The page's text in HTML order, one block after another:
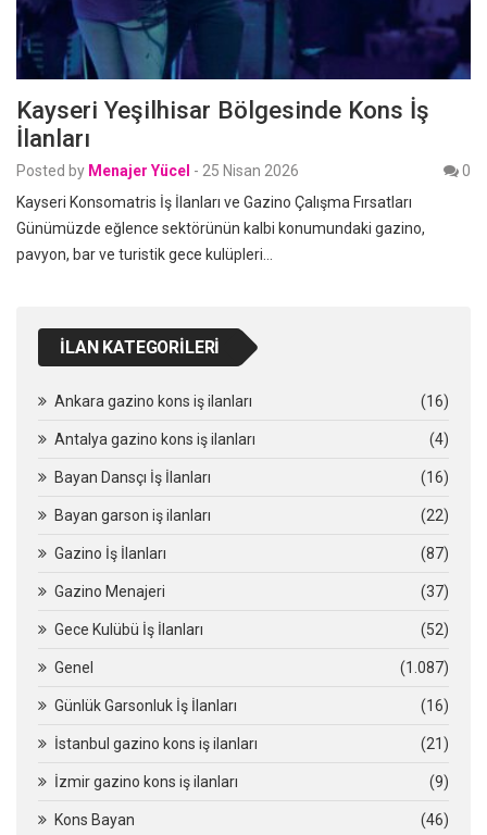
Kayseri Yeşilhisar Bölgesinde Kons İş
İlanları
Posted by Menajer Yücel - 25 Nisan 2026
0
Kayseri Konsomatris İş İlanları ve Gazino Çalışma Fırsatları
Günümüzde eğlence sektörünün kalbi konumundaki gazino,
pavyon, bar ve turistik gece kulüpleri…
İLAN KATEGORILERI
Ankara gazino kons iş ilanları (16)
Antalya gazino kons iş ilanları (4)
Bayan Dansçı İş İlanları (16)
Bayan garson iş ilanları (22)
Gazino İş İlanları (87)
Gazino Menajeri (37)
Gece Kulübü İş İlanları (52)
Genel (1.087)
Günlük Garsonluk İş İlanları (16)
İstanbul gazino kons iş ilanları (21)
İzmir gazino kons iş ilanları (9)
Kons Bayan (46)